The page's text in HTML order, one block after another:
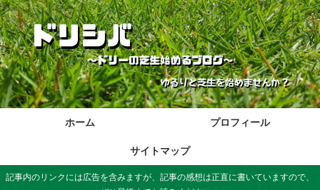
ホーム プロフィール
サイトマップ
記事内のリンクには広告を含みますが、記事の感想は正直に書いていますので、